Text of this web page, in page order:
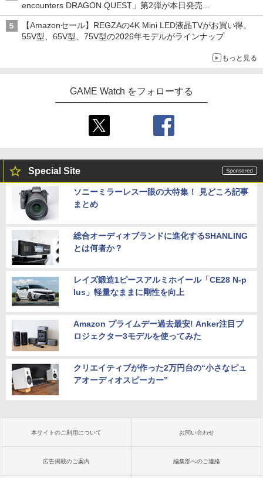
encounters DRAGON QUEST」第2弾が本日発売
アイスカップに入ったスライムやわたぼう、ベビーサタンなどが
オリジナルアートで登場
【Amazonセール】REGZAの4K Mini LED液晶TVがお買い得。
55V型、65V型、75V型の2026年モデルがラインナップ
もっと見る
GAME Watch をフォローする
Special Site
ソニーミラーレス一眼の大特集！ 見どころ記事
まとめ
総合オーディオブランドに進化するSHANLING
とは何者か？
レイズ鍛造1ピースアルミホイール「CE28 N-p
lus」軽量なままに剛性を向上
Amazon プライムデー過去最安! Anker注目プ
ロジェクター3モデルを使ってみた
クリエイティブが作った2万円台の“小さなピュ
アオーディオスピーカー”
本サイトのご利用について お問い合わせ
広告掲載のご案内 編集部へのご連絡